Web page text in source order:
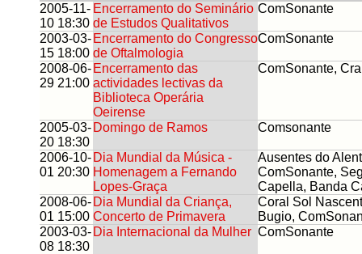
2005-11-
10 18:30
Encerramento do Seminário
de Estudos Qualitativos
ComSonante
2003-03-
15 18:00
Encerramento do Congresso
de Oftalmologia
ComSonante
2008-06-
29 21:00
Encerramento das
actividades lectivas da
Biblioteca Operária
Oeirense
ComSonante,
2005-03-
20 18:30
Domingo de Ramos Comsonante
2006-10-
01 20:30
Dia Mundial da Música -
Homenagem a Fernando
Lopes-Graça
Ausentes do
ComSonante,
Capella, Banda
2008-06-
01 15:00
Dia Mundial da Criança,
Concerto de Primavera
Coral Sol
Bugio,
2003-03-
08 18:30
Dia Internacional da Mulher ComSonante